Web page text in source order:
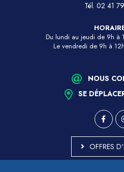
Tél. 02 41
Du lundi au jeudi de 9h à
Le vendredi de 9h à
NOUS
SE
OFFRES